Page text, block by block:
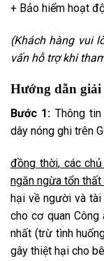
+ Bảo hiểm hoạt
(Khách hàng vui
vấn hỗ trợ khi
Hướng dẫn giải
Bước 1: Thông tin
dây nóng ghi trên
đồng thời, các
ngăn ngừa tổn
hại về người và
cho cơ quan
nhất (trừ tình
gây thiệt hại cho